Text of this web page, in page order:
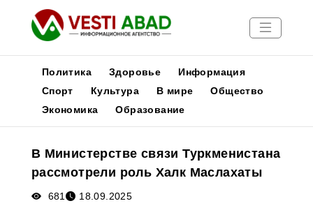
Новости
Медиа
Афиша
Политика Здоровье
Информация
Спорт
Культура В мире
Общество
Экономика
Образование
В Министерстве связи Туркменистана
рассмотрели роль Халк Маслахаты
681 18.09.2025